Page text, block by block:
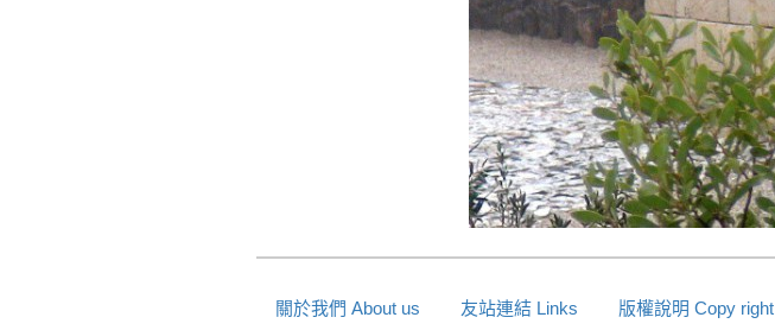
關於我們 About us 友站連結 Links 版權說明 Copy right